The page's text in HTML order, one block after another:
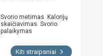
Svorio metimas. Kalorijų
skaičiavimas. Svorio
palaikymas
Kiti straipsniai